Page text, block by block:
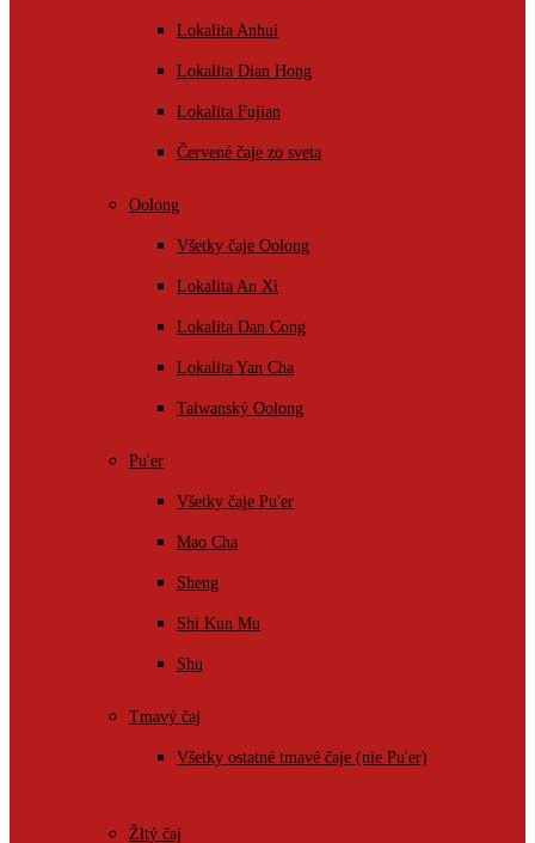
Lokalita Anhui
Lokalita Dian Hong
Lokalita Fujian
Červené čaje zo sveta
Oolong
Všetky čaje Oolong
Lokalita An Xi
Lokalita Dan Cong
Lokalita Yan Cha
Taiwanský Oolong
Pu'er
Všetky čaje Pu'er
Mao Cha
Sheng
Shi Kun Mu
Shu
Tmavý čaj
Všetky ostatné tmavé čaje (nie Pu'er)
Žltý čaj